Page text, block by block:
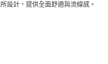
設計，提供全面舒適與流線感。